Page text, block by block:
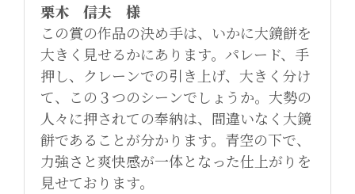
栗木 信夫 様
この賞の作品の決め手は、いかに大鏡餅を
大きく見せるかにあります。パレード、手
押し、クレーンでの引き上げ、大きく分け
て、この３つのシーンでしょうか。大勢の
人々に押されての奉納は、間違いなく大鏡
餅であることが分かります。青空の下で、
力強さと爽快感が一体となった仕上がりを
見せております。